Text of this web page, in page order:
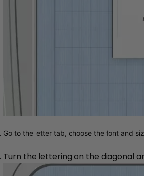
Go to the letter tab, choose the font and
Turn the lettering on the diagonal